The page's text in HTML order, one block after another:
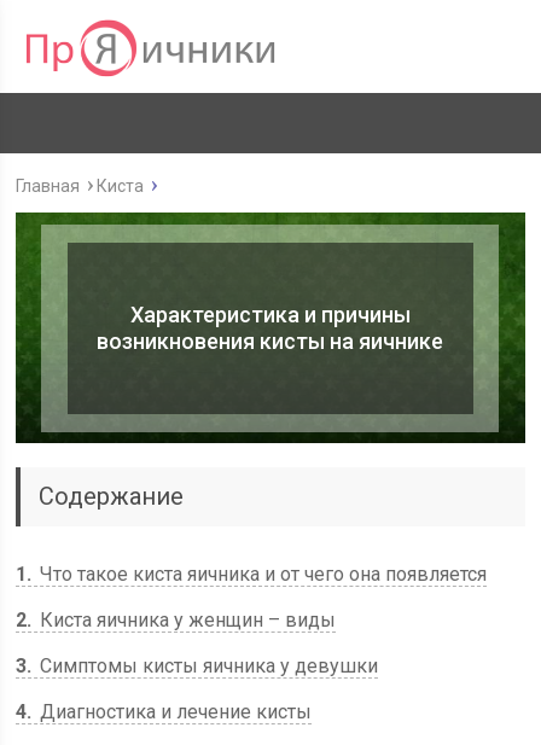
Главная Киста
Характеристика и причины
возникновения кисты на яичнике
Содержание
1
Что такое киста яичника и от чего она появляется
2
Киста яичника у женщин – виды
3 Симптомы кисты яичника у девушки
4 Диагностика и лечение кисты